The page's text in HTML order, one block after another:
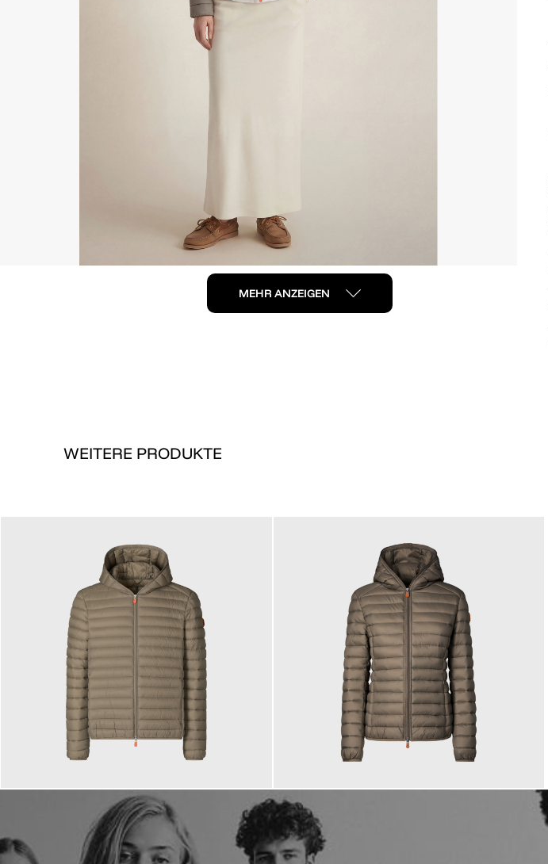
MEHR ANZEIGEN
WEITERE PRODUKTE
179,00 € 179,00 €